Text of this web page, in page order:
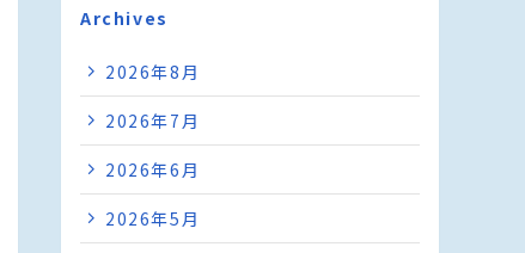
Archives
2026年8月
2026年7月
2026年6月
2026年5月